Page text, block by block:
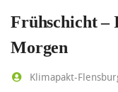
Frühschicht –
Morgen
Klimapakt-